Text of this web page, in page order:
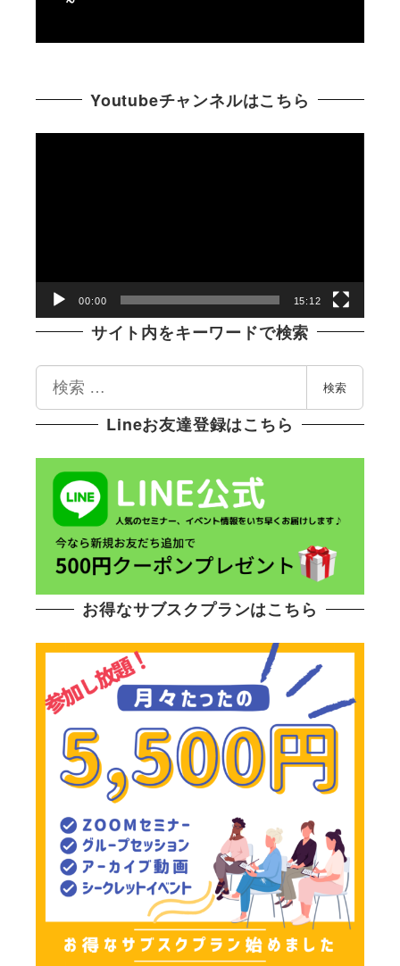
Youtubeチャンネルはこちら
00:00 15:12
サイト内をキーワードで検索
索
検索
Lineお友達登録はこちら
お得なサブスクプランはこちら